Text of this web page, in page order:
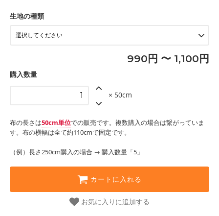
もっと詳しく見る
・工作用エプロン
もっと詳しく見る
生地の種類
990円 〜 1,100円
購入数量
× 50cm
布の長さは50cm単位での販売です。複数購入の場合は繋がっていま
す。布の横幅は全て約110cmで固定です。
（例）長さ250cm購入の場合 → 購入数量「5」
カートに入れる
お気に入りに追加する